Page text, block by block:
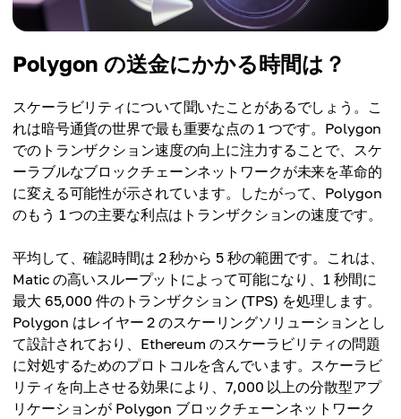
Polygon の送金にかかる時間は？
スケーラビリティについて聞いたことがあるでしょう。こ
れは暗号通貨の世界で最も重要な点の 1 つです。Polygon
でのトランザクション速度の向上に注力することで、スケ
ーラブルなブロックチェーンネットワークが未来を革命的
に変える可能性が示されています。したがって、Polygon
のもう 1 つの主要な利点はトランザクションの速度です。
平均して、確認時間は 2 秒から 5 秒の範囲です。これは、
Matic の高いスループットによって可能になり、1 秒間に
最大 65,000 件のトランザクション (TPS) を処理します。
Polygon はレイヤー 2 のスケーリングソリューションとし
て設計されており、Ethereum のスケーラビリティの問題
に対処するためのプロトコルを含んでいます。スケーラビ
リティを向上させる効果により、7,000 以上の分散型アプ
リケーションが Polygon ブロックチェーンネットワーク